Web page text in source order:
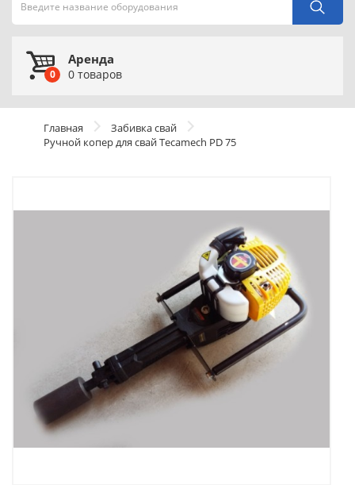
0
Аренда
0 товаров
Главная
Забивка свай
Ручной копер для свай Tecamech PD 75